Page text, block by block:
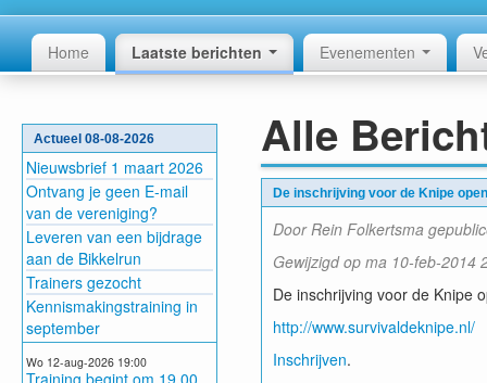
Home Laatste berichten Evenementen
Actueel 08-08-2026
Nieuwsbrief 1 maart 2026
Ontvang je geen E-mail
van de vereniging?
Leveren van een bijdrage
aan de Bikkelrun
Trainers gezocht
Kennismakingstraining in
september
Wo 12-aug-2026 19:00
Training begint om 19.00
Alle
De inschrijving voor de Knipe
Door Rein Folkertsma
Gewijzigd op ma 10-feb-2014
De inschrijving voor de Knipe
http://www.survivaldeknipe.nl/
Inschrijven.